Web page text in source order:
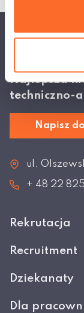
Najlepsza
techniczno-
Napisz
ul.
+ 48 22
Rekrutacja
Recruitment
Dziekanaty
Dla